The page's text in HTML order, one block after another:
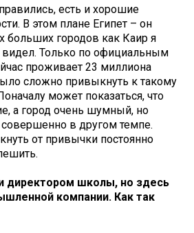
есть и хорошие
В этом плане Египет – он
больших городов как Каир я
Только по официальным
проживает 23 миллиона
сложно привыкнуть к такому
может показаться, что
а город очень шумный, но
в другом темпе.
от привычки постоянно
директором школы, но здесь
компании. Как так